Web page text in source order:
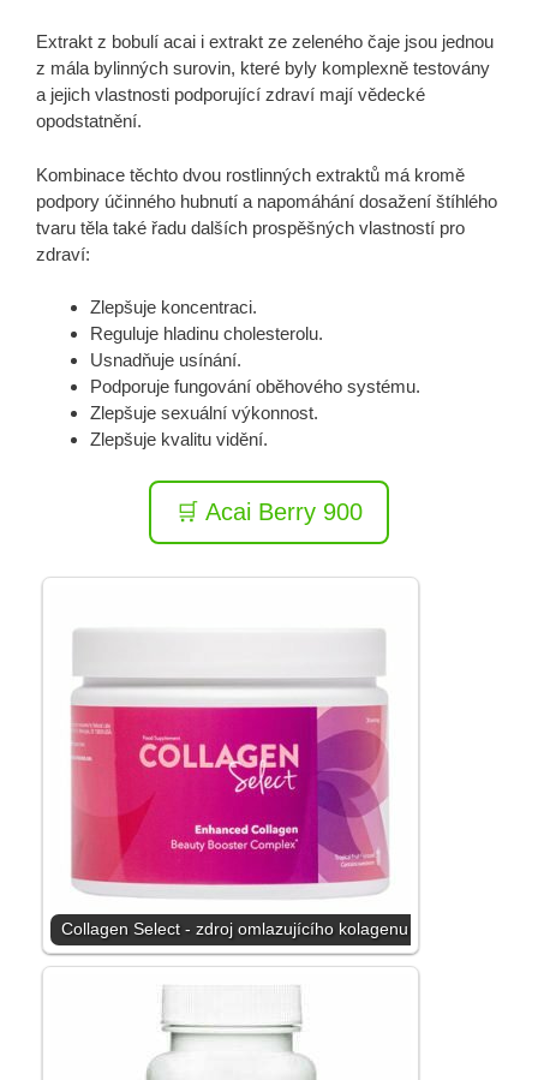
Extrakt z bobulí acai i extrakt ze zeleného čaje jsou jednou
z mála bylinných surovin, které byly komplexně testovány
a jejich vlastnosti podporující zdraví mají vědecké
opodstatnění.
Kombinace těchto dvou rostlinných extraktů má kromě
podpory účinného hubnutí a napomáhání dosažení štíhlého
tvaru těla také řadu dalších prospěšných vlastností pro
zdraví:
Zlepšuje koncentraci.
Reguluje hladinu cholesterolu.
Usnadňuje usínání.
Podporuje fungování oběhového systému.
Zlepšuje sexuální výkonnost.
Zlepšuje kvalitu vidění.
🛒 Acai Berry 900
Collagen Select - zdroj omlazujícího kolagenu